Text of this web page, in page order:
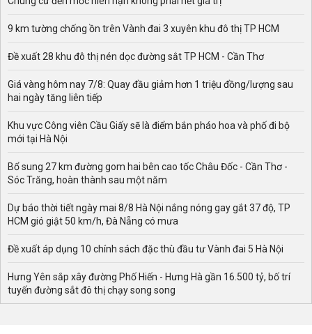
9 km tường chống ồn trên Vành đai 3 xuyên khu đô thị TP HCM
Đề xuất 28 khu đô thị nén dọc đường sắt TP HCM - Cần Thơ
Giá vàng hôm nay 7/8: Quay đầu giảm hơn 1 triệu đồng/lượng sau
hai ngày tăng liên tiếp
Khu vực Công viên Cầu Giấy sẽ là điểm bắn pháo hoa và phố đi bộ
mới tại Hà Nội
Bổ sung 27 km đường gom hai bên cao tốc Châu Đốc - Cần Thơ -
Sóc Trăng, hoàn thành sau một năm
Dự báo thời tiết ngày mai 8/8 Hà Nội nắng nóng gay gắt 37 độ, TP
HCM gió giật 50 km/h, Đà Nẵng có mưa
Đề xuất áp dụng 10 chính sách đặc thù đầu tư Vành đai 5 Hà Nội
Hưng Yên sắp xây đường Phố Hiến - Hưng Hà gần 16.500 tỷ, bố trí
tuyến đường sắt đô thị chạy song song